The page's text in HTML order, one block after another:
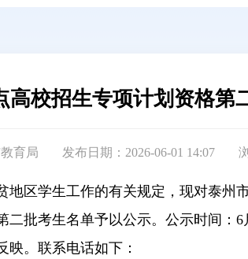
高校招生专项计划资格第
育局 发布日期：2026-06-01 14:07
地区学生工作的有关规定，现对泰州
二批考生名单予以公示。公示时间：
。联系电话如下：